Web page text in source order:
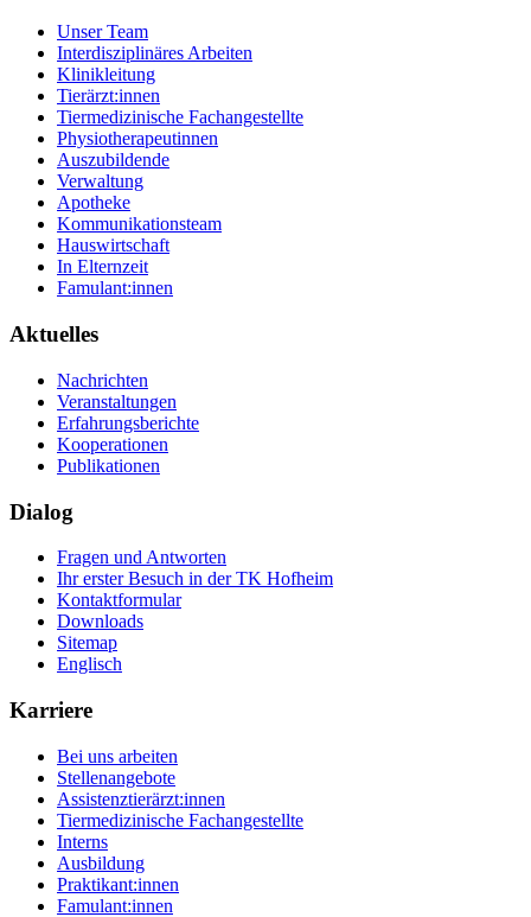
Unser Team
Interdisziplinäres Arbeiten
Klinikleitung
Tierärzt:innen
Tiermedizinische Fachangestellte
Physiotherapeutinnen
Auszubildende
Verwaltung
Apotheke
Kommunikationsteam
Hauswirtschaft
In Elternzeit
Famulant:innen
Aktuelles
Nachrichten
Veranstaltungen
Erfahrungsberichte
Kooperationen
Publikationen
Dialog
Fragen und Antworten
Ihr erster Besuch in der TK Hofheim
Kontaktformular
Downloads
Sitemap
Englisch
Karriere
Bei uns arbeiten
Stellenangebote
Assistenztierärzt:innen
Tiermedizinische Fachangestellte
Interns
Ausbildung
Praktikant:innen
Famulant:innen